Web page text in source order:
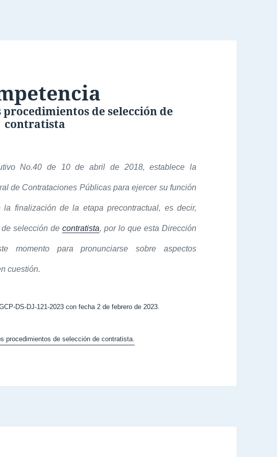
de selección de
contratista
No.40 de 10 de abril de 2018, establece la
de Contrataciones Públicas para ejercer su función
finalización de la etapa precontractual, es decir,
selección de contratista, por lo que esta Dirección
momento para pronunciarse sobre aspectos
cuestión.
DS-DJ-121-2023 con fecha 2 de febrero de 2023.
procedimientos de selección de contratista.